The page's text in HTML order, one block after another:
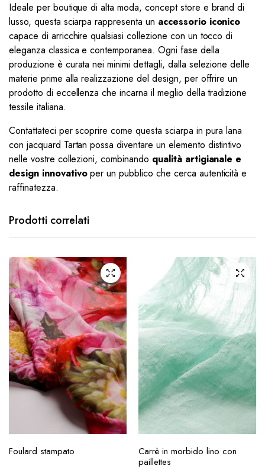
Ideale per boutique di alta moda, concept store e brand di
lusso, questa sciarpa rappresenta un accessorio iconico
capace di arricchire qualsiasi collezione con un tocco di
eleganza classica e contemporanea. Ogni fase della
produzione è curata nei minimi dettagli, dalla selezione delle
materie prime alla realizzazione del design, per offrire un
prodotto di eccellenza che incarna il meglio della tradizione
tessile italiana.
Contattateci per scoprire come questa sciarpa in pura lana
con jacquard Tartan possa diventare un elemento distintivo
nelle vostre collezioni, combinando qualità artigianale e
design innovativoper un pubblico che cerca autenticità e
raffinatezza.
Prodotti correlati
Foulard stampato
Carrè in morbido lino con
paillettes